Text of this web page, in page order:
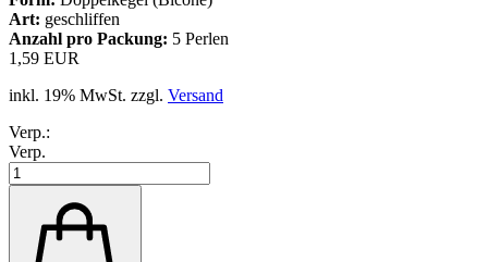
Art: geschliffen
Anzahl pro Packung: 5 Perlen
1,59 EUR
inkl. 19% MwSt. zzgl. Versand
Verp.:
Verp.